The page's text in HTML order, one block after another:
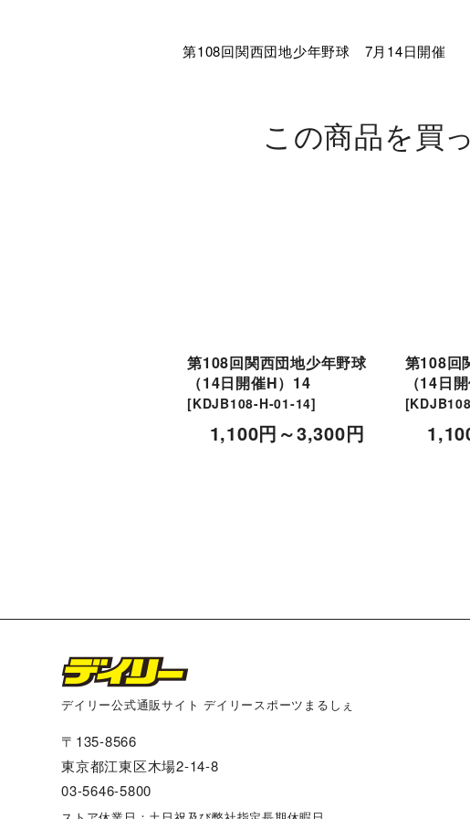
第108回関西団地少年野球 7月14日開催
この商品を買
第108回関西団地少年野球
（14日開催H）14
[KDJB108-H-01-14]
1,100円 ～3,300円
第108回
（14日
[
デイリー公式通販サイト デイリースポーツまるしぇ
〒135-8566
東京都江東区木場2-14-8
03-5646-5800